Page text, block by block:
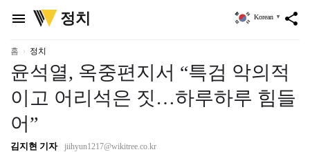
menu
위
키
정치 share
Korean ▼
홈 정치
윤석열, 옥중편지서 “특검 악의적
이고 어리석은 짓…하루하루 힘들
어”
김지현 기자 jiihyun1217@wikitree.co.kr